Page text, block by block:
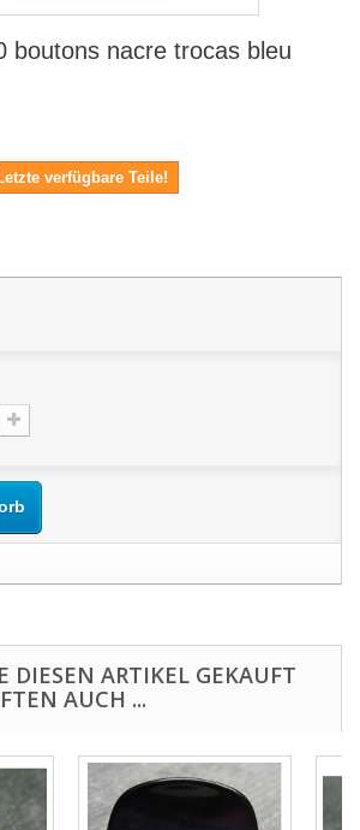
boutons nacre trocas bleu
verfügbare Teile!
DIESEN ARTIKEL GEKAUFT
AUCH ...